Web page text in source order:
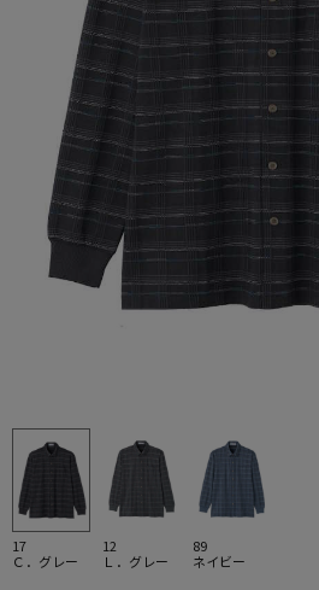
17
Ｃ．グレー
12
Ｌ．グレー
89
ネイビー